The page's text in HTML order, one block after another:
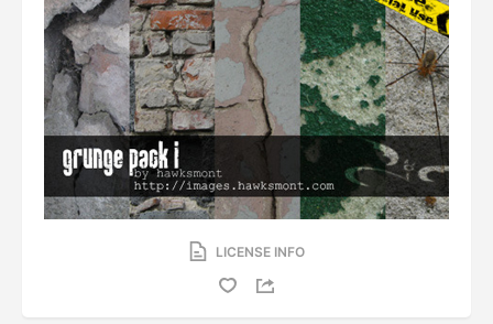
LICENSE INFO